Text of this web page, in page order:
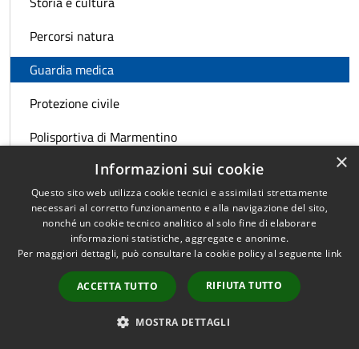
Percorsi natura
Guardia medica
Protezione civile
Polisportiva di Marmentino
Quanto sono chiare le informazioni
su questa pagina?
×
Informazioni sui cookie
Questo sito web utilizza cookie tecnici e assimilati strettamente
necessari al corretto funzionamento e alla navigazione del sito,
nonché un cookie tecnico analitico al solo fine di elaborare
informazioni statistiche, aggregate e anonime.
Per maggiori dettagli, può consultare la cookie policy al seguente link
ACCETTA TUTTO RIFIUTA TUTTO
MOSTRA DETTAGLI